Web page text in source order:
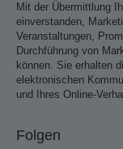
Mit der Übermittlung
einverstanden,
Veranstaltungen,
Durchführung von
können. Sie erhalten
elektronischen
und Ihres Online-
Folgen